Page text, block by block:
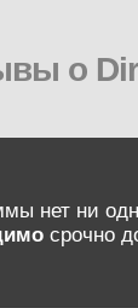
о
нет ни
срочно